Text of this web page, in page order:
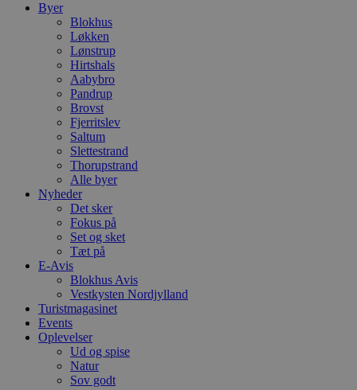
Byer
Blokhus
Løkken
Lønstrup
Hirtshals
Aabybro
Pandrup
Brovst
Fjerritslev
Saltum
Slettestrand
Thorupstrand
Alle byer
Nyheder
Det sker
Fokus på
Set og sket
Tæt på
E-Avis
Blokhus Avis
Vestkysten Nordjylland
Turistmagasinet
Events
Oplevelser
Ud og spise
Natur
Sov godt